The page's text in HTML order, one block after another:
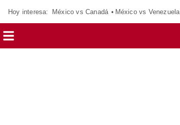
Hoy interesa: México vs Canadá México vs Venezuela